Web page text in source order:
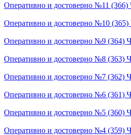
Оперативно и достоверно №11 (366)
Оперативно и достоверно №10 (365)
Оперативно и достоверно №9 (364)
Оперативно и достоверно №8 (363)
Оперативно и достоверно №7 (362)
Оперативно и достоверно №6 (361)
Оперативно и достоверно №5 (360)
Оперативно и достоверно №4 (359)